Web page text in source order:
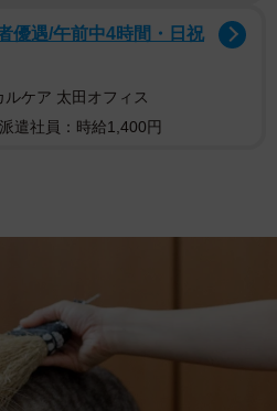
優遇/午前中4時間・日祝
ケア 太田オフィス
派遣社員：時給1,400円